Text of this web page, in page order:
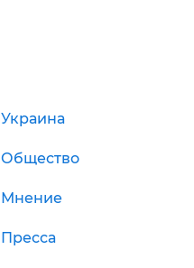
Украина
Общество
Мнение
Пресса